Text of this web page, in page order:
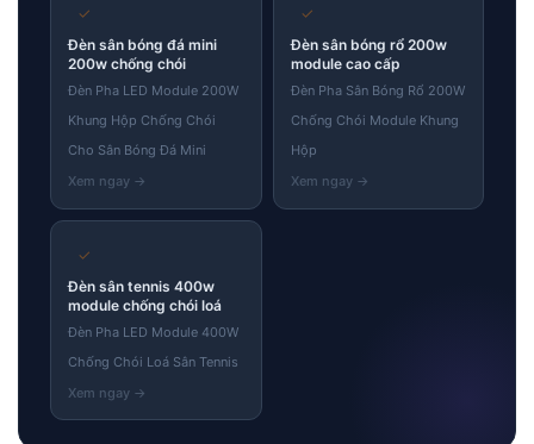
✓
Đèn sân bóng đá mini
200w chống chói
Đèn Pha LED Module 200W
Khung Hộp Chống Chói
Cho Sân Bóng Đá Mini
✓
Đèn sân bóng rổ 200w
module cao cấp
Đèn Pha Sân Bóng Rổ 200W
Chống Chói Module Khung
Hộp
✓
Đèn sân tennis 400w
module chống chói loá
Đèn Pha LED Module 400W
Chống Chói Loá Sân Tennis